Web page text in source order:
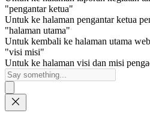
"pengantar ketua"
Untuk ke halaman pengantar ketua
"halaman utama"
Untuk kembali ke halaman utama
"visi misi"
Untuk ke halaman visi dan misi